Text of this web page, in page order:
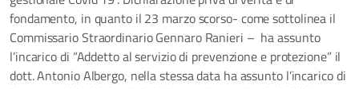
fondamento, in quanto il 23 marzo scorso- come sottolinea il
Commissario Straordinario Gennaro Ranieri – ha assunto
l’incarico di “Addetto al servizio di prevenzione e protezione” il
dott. Antonio Albergo, nella stessa data ha assunto l’incarico di